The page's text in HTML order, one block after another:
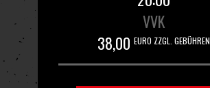
VVK
38,00 EURO ZZGL. GEBÜHREN